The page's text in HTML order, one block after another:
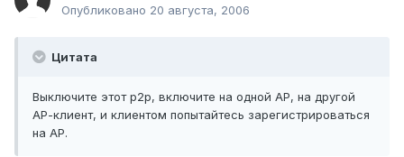
Опубликовано 20 августа, 2006
Цитата
Выключите этот p2p, включите на одной АР, на другой
АР-клиент, и клиентом попытайтесь зарегистрироваться
на АР.